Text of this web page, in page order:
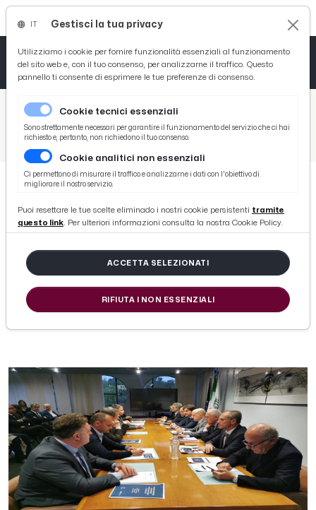
/ Picenotime
/ Comunicati Stampa
Regione Marche e Confindustria firmano l'intesa di metà legislatura
Regione Marche e Confindustria
firmano l'intesa di metà
legislatura
di Redazione Picenotime
Gestisci la tua privacy
Utilizziamo i cookie per fornire funzionalità essenziali al funzionamento
del sito web e, con il tuo consenso, per analizzarne il traffico. Questo
pannello ti consente di esprimere le tue preferenze di consenso.
Cookie tecnici essenziali
Sono strettamente necessari per garantire il funzionamento del servizio che ci hai
richiesto e, pertanto, non richiedono il tuo consenso.
Cookie analitici non essenziali
Ci permettono di misurare il traffico e analizzarne i dati con l'obiettivo di
migliorare il nostro servizio.
Puoi resettare le tue scelte eliminado i nostri cookie persistenti tramite
questo link. Per ulteriori informazioni consulta la nostra Cookie Policy.
ACCETTA SELEZIONATI
RIFIUTA I NON ESSENZIALI
Tutto News
Tutto Sport
Basket
Ciclismo
Tutto Curiosità